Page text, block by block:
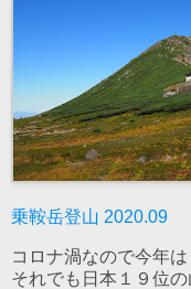
乗鞍岳登山 2020.09
コロナ渦なので今年
それでも日本１９位